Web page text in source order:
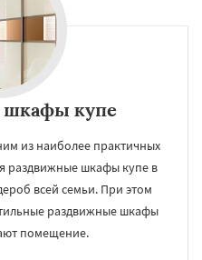
купе
из наиболее практичных
раздвижные шкафы купе в
всей семьи. При этом
раздвижные шкафы
помещение.